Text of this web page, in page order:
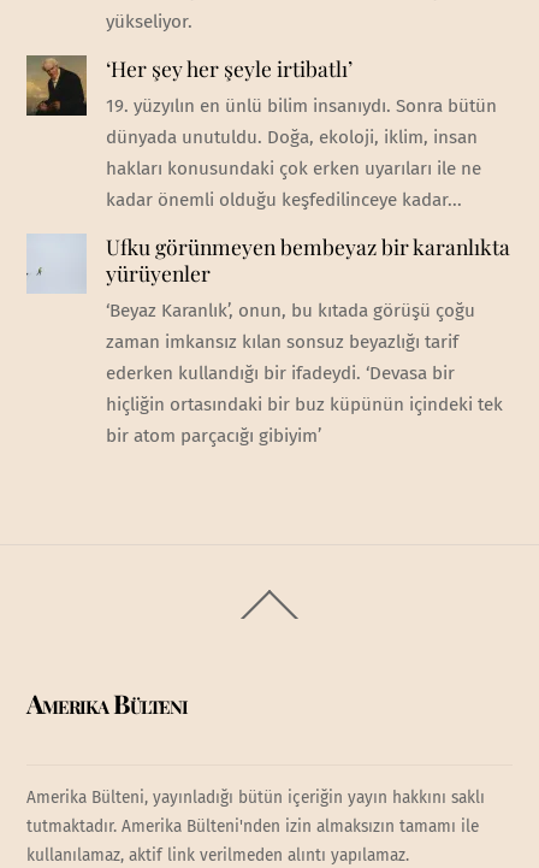
yükseliyor.
‘Her şey her şeyle irtibatlı’
19. yüzyılın en ünlü bilim insanıydı. Sonra bütün
dünyada unutuldu. Doğa, ekoloji, iklim, insan
hakları konusundaki çok erken uyarıları ile ne
kadar önemli olduğu keşfedilinceye kadar...
Ufku görünmeyen bembeyaz bir karanlıkta
yürüyenler
‘Beyaz Karanlık’, onun, bu kıtada görüşü çoğu
zaman imkansız kılan sonsuz beyazlığı tarif
ederken kullandığı bir ifadeydi. ‘Devasa bir
hiçliğin ortasındaki bir buz küpünün içindeki tek
bir atom parçacığı gibiyim’
To
Amerika Bülteni
Amerika Bülteni, yayınladığı bütün içeriğin yayın hakkını saklı
tutmaktadır. Amerika Bülteni'nden izin almaksızın tamamı ile
kullanılamaz, aktif link verilmeden alıntı yapılamaz.